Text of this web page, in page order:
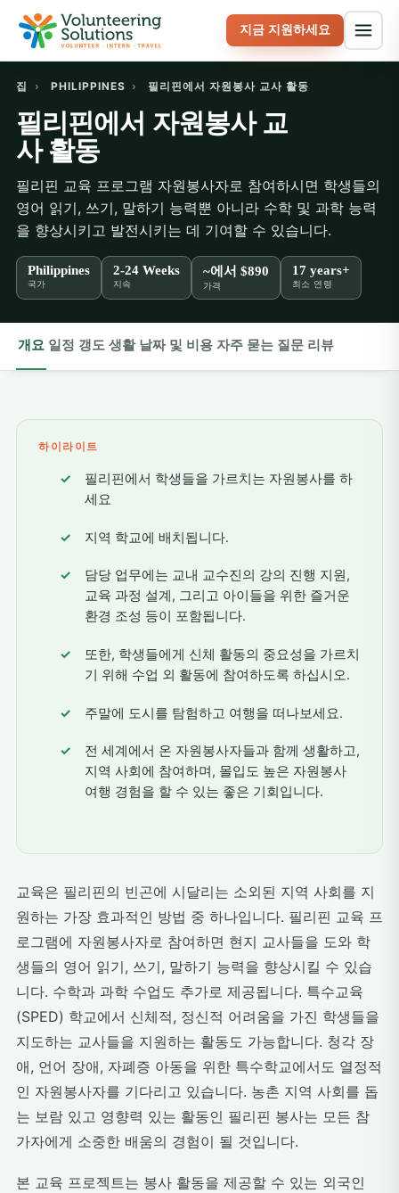
지금 지원하세요
집 › PHILIPPINES › 필리핀에서 자원봉사 교사 활동
필리핀에서 자원봉사 교
사 활동
필리핀 교육 프로그램 자원봉사자로 참여하시면 학생들의
영어 읽기, 쓰기, 말하기 능력뿐 아니라 수학 및 과학 능력
을 향상시키고 발전시키는 데 기여할 수 있습니다.
Philippines
국가
2-24 Weeks
지속
~에서 $890
가격
17 years+
최소 연령
개요 일정 갱도 생활 날짜 및 비용 자주 묻는 질문 리뷰
하이라이트
필리핀에서 학생들을 가르치는 자원봉사를 하
세요
지역 학교에 배치됩니다.
담당 업무에는 교내 교수진의 강의 진행 지원,
교육 과정 설계, 그리고 아이들을 위한 즐거운
환경 조성 등이 포함됩니다.
또한, 학생들에게 신체 활동의 중요성을 가르치
기 위해 수업 외 활동에 참여하도록 하십시오.
주말에 도시를 탐험하고 여행을 떠나보세요.
전 세계에서 온 자원봉사자들과 함께 생활하고,
지역 사회에 참여하며, 몰입도 높은 자원봉사
여행 경험을 할 수 있는 좋은 기회입니다.
교육은 필리핀의 빈곤에 시달리는 소외된 지역 사회를 지
원하는 가장 효과적인 방법 중 하나입니다. 필리핀 교육 프
로그램에 자원봉사자로 참여하면 현지 교사들을 도와 학
생들의 영어 읽기, 쓰기, 말하기 능력을 향상시킬 수 있습
니다. 수학과 과학 수업도 추가로 제공됩니다. 특수교육
(SPED) 학교에서 신체적, 정신적 어려움을 가진 학생들을
지도하는 교사들을 지원하는 활동도 가능합니다. 청각 장
애, 언어 장애, 자폐증 아동을 위한 특수학교에서도 열정적
인 자원봉사자를 기다리고 있습니다. 농촌 지역 사회를 돕
는 보람 있고 영향력 있는 활동인 필리핀 봉사는 모든 참
가자에게 소중한 배움의 경험이 될 것입니다.
본 교육 프로젝트는 봉사 활동을 제공할 수 있는 외국인